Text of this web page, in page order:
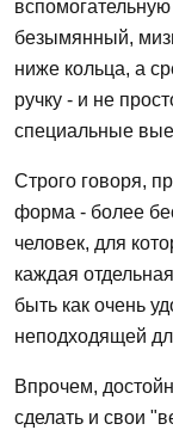
безымянный,
ниже кольца, а
ручку - и не
специальные
Строго говоря,
форма - более
человек, для
каждая
быть как очень
неподходящей
Впрочем,
сделать и свои